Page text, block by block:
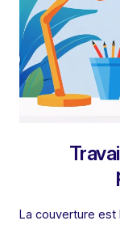
La couverture